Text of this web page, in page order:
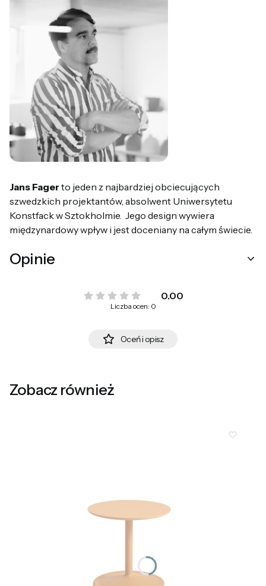
Jans Fager to jeden z najbardziej obciecujących
szwedzkich projektantów, absolwent Uniwersytetu
Konstfack w Sztokholmie. Jego design wywiera
międzynardowy wpływ i jest doceniany na całym świecie.
Opinie
0.00
Liczba ocen: 0
Oceń i opisz
Zobacz również